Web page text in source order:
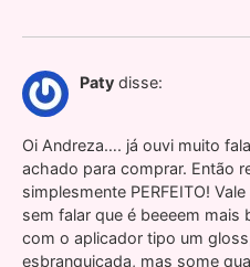
Paty disse:
Oi Andreza…. já ouvi muito
achado para comprar. Então
simplesmente PERFEITO!
sem falar que é beeeem mais
com o aplicador tipo um
esbranquiçada, mas some